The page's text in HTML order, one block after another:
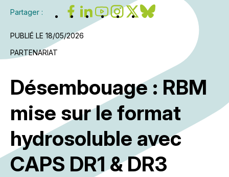
PUBLIÉ LE 18/05/2026
PARTENARIAT
Partager :
Désembouage : RBM
mise sur le format
hydrosoluble avec
CAPS DR1 & DR3